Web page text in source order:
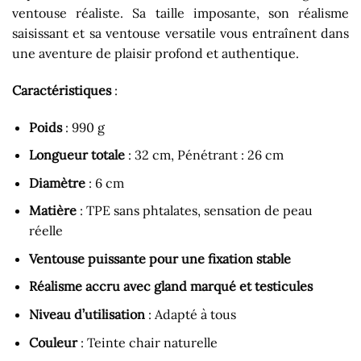
ventouse réaliste. Sa taille imposante, son réalisme
saisissant et sa ventouse versatile vous entraînent dans
une aventure de plaisir profond et authentique.
Caractéristiques:
Poids: 990 g
Longueur totale: 32 cm, Pénétrant : 26 cm
Diamètre: 6 cm
Matière: TPE sans phtalates, sensation de peau
réelle
Ventouse puissante pour une fixation stable
Réalisme accru avec gland marqué et testicules
Niveau d’utilisation: Adapté à tous
Couleur: Teinte chair naturelle